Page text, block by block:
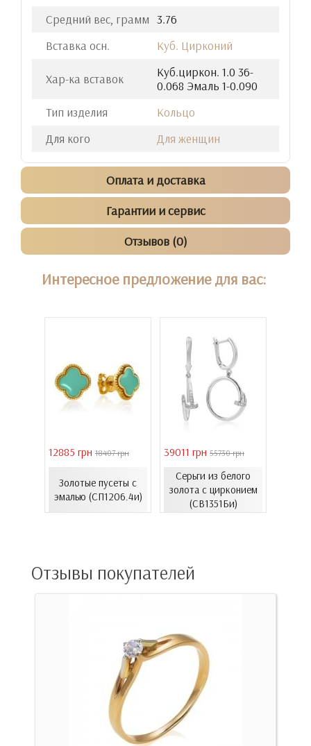
Средний вес, грамм 3.76
Вставка осн.
Куб. Цирконий
Хар-ка вставок
Куб.циркон. 1.0 36-
0.068 Эмаль 1-0.090
Тип изделия
Кольцо
Для кого
Для женщин
Оплата и доставка
Гарантии и сервис
Отзывов (0)
Интересное предложение для вас:
12885 грн 18407 грн
Золотые пусеты с
эмалью (СП1206.4и)
39011 грн 55730 грн
Серьги из белого
золота с цирконием
(СВ1351Би)
Отзывы покупателей